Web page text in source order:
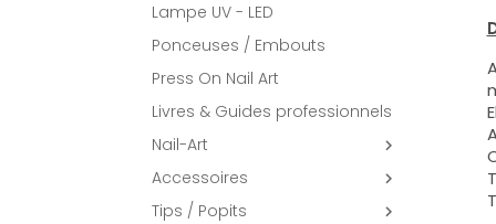
Lampe UV - LED
Ponceuses / Embouts
Press On Nail Art
Livres & Guides professionnels
Nail-Art

Accessoires 
Tips / Popits 